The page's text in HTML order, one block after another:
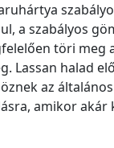
a szabályos
töri meg
Lassan halad
az
amikor